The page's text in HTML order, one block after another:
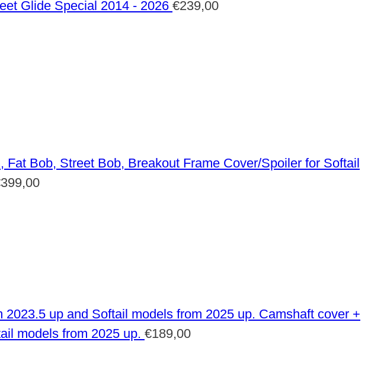
Glide Special 2014 - 2026 €239,00
Frame Cover/Spoiler for Softail
399,00
Camshaft cover +
models from 2025 up. €189,00